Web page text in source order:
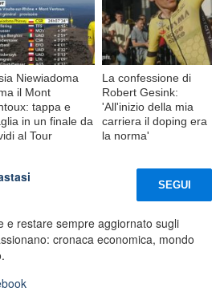
Niewiadoma
il Mont
tappa e
in un finale da
al Tour
La confessione di
Robert Gesink:
'All'inizio della mia
carriera il doping era
la norma'
SEGUI
e restare sempre aggiornato sugli
cronaca economica, mondo